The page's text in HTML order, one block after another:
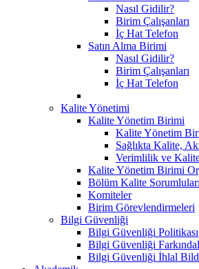
Nasıl Gidilir?
Birim Çalışanları
İç Hat Telefon
Satın Alma Birimi
Nasıl Gidilir?
Birim Çalışanları
İç Hat Telefon
Kalite Yönetimi
Kalite Yönetim Birimi
Kalite Yönetim
Sağlıkta Kalite,
Verimlilik ve
Kalite Yönetim Birimi
Bölüm Kalite Sorumluları
Komiteler
Birim Görevlendirmeleri
Bilgi Güvenliği
Bilgi Güvenliği Politikası
Bilgi Güvenliği
Bilgi Güvenliği İhlal